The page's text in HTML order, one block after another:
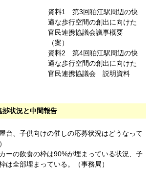
資料1 第3回狛江駅周辺の快
適な歩行空間の創出に向けた
官民連携協議会議事概要
（案）
資料2 第4回狛江駅周辺の快
適な歩行空間の創出に向けた
官民連携協議会 説明資料
捗状況と中間報告
台、子供向けの催しの応募状況はどうなって
ーの飲食の枠は90%が埋まっている状況、子
は全部埋まっている。（事務局）